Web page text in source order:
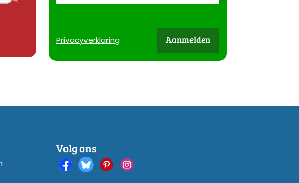
Privacyverklaring Aanmelden
Volg ons